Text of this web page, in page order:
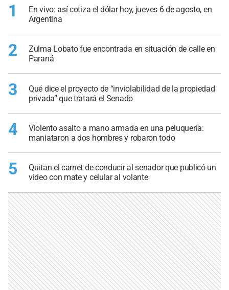
1
En vivo: así cotiza el dólar hoy, jueves 6 de agosto, en
Argentina
2
Zulma Lobato fue encontrada en situación de calle en
Paraná
3
Qué dice el proyecto de “inviolabilidad de la propiedad
privada” que tratará el Senado
4
Violento asalto a mano armada en una peluquería:
maniataron a dos hombres y robaron todo
5
Quitan el carnet de conducir al senador que publicó un
video con mate y celular al volante